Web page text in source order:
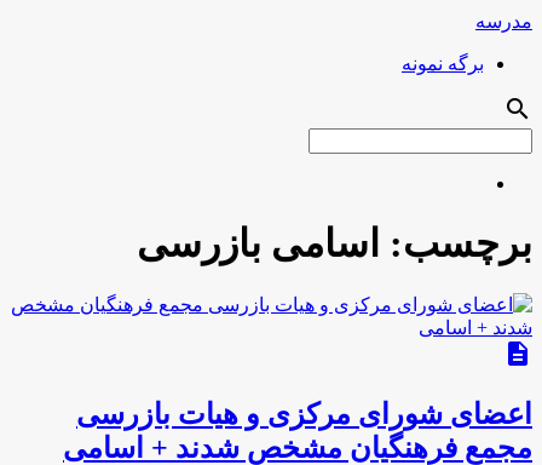
مدرسه
برگه نمونه
search
برچسب: اسامی بازرسی
description
اعضای شورای‌ مرکزی و هیات بازرسی
مجمع فرهنگیان مشخص شدند + اسامی